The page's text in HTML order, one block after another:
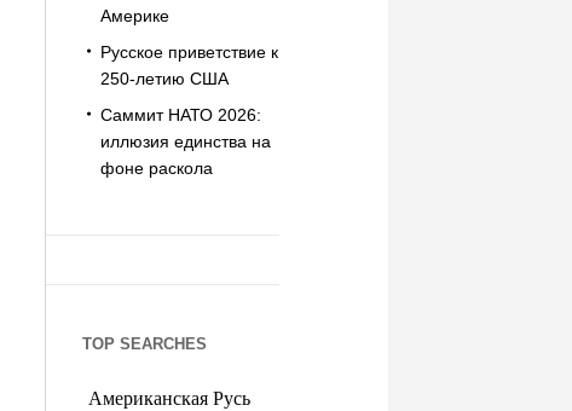
Америке
Русское приветствие к
250-летию США
Саммит НАТО 2026:
иллюзия единства на
фоне раскола
TOP SEARCHES
Американская Русь